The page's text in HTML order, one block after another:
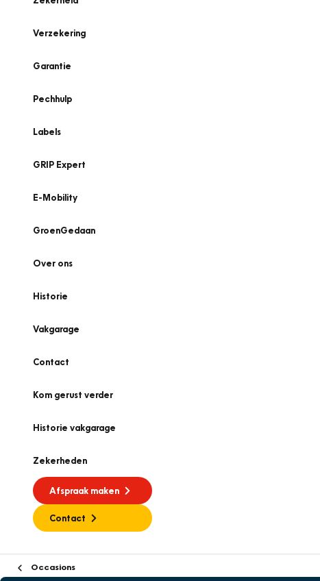
Verzekering
Garantie
Pechhulp
Labels
GRIP Expert
E-Mobility
GroenGedaan
Over ons
Historie
Vakgarage
Contact
Kom gerust verder
Historie vakgarage
Zekerheden
Afspraak maken
Contact
Occasions